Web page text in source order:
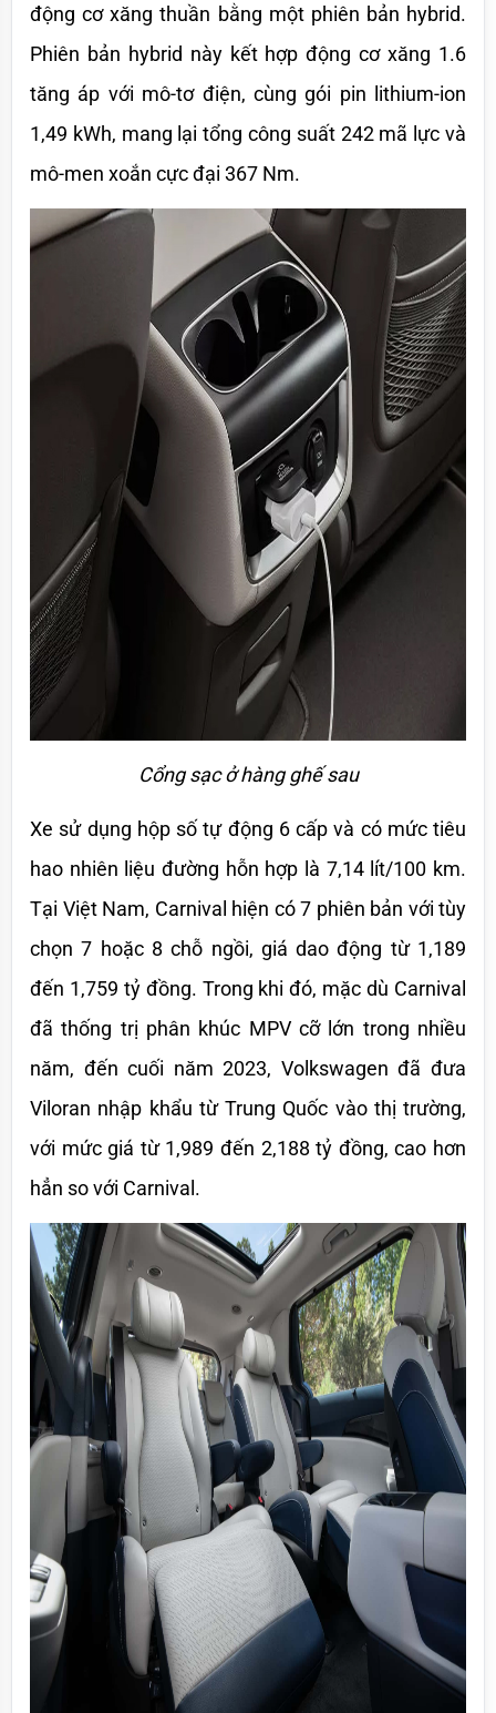
động cơ xăng thuần bằng một phiên bản hybrid.
Phiên bản hybrid này kết hợp động cơ xăng 1.6
tăng áp với mô-tơ điện, cùng gói pin lithium-ion
1,49 kWh, mang lại tổng công suất 242 mã lực và
mô-men xoắn cực đại 367 Nm.
Cổng sạc ở hàng ghế sau
Xe sử dụng hộp số tự động 6 cấp và có mức tiêu
hao nhiên liệu đường hỗn hợp là 7,14 lít/100 km.
Tại Việt Nam, Carnival hiện có 7 phiên bản với tùy
chọn 7 hoặc 8 chỗ ngồi, giá dao động từ 1,189
đến 1,759 tỷ đồng. Trong khi đó, mặc dù Carnival
đã thống trị phân khúc MPV cỡ lớn trong nhiều
năm, đến cuối năm 2023, Volkswagen đã đưa
Viloran nhập khẩu từ Trung Quốc vào thị trường,
với mức giá từ 1,989 đến 2,188 tỷ đồng, cao hơn
hẳn so với Carnival.